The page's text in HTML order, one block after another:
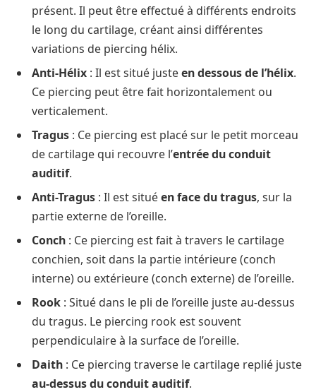
présent. Il peut être effectué à différents endroits
le long du cartilage, créant ainsi différentes
variations de piercing hélix.
Anti-Hélix : Il est situé justeen dessous de l’hélix.
Ce piercing peut être fait horizontalement ou
verticalement.
Tragus : Ce piercing est placé sur le petit morceau
de cartilage qui recouvre l’entrée du conduit
auditif.
Anti-Tragus : Il est situéen face du tragus, sur la
partie externe de l’oreille.
Conch : Ce piercing est fait à travers le cartilage
conchien, soit dans la partie intérieure (conch
interne) ou extérieure (conch externe) de l’oreille.
Rook : Situé dans le pli de l’oreille juste au-dessus
du tragus. Le piercing rook est souvent
perpendiculaire à la surface de l’oreille.
Daith : Ce piercing traverse le cartilage replié juste
au-dessus du conduit auditif.